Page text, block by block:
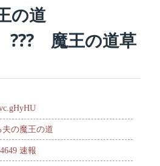
の道
??? 魔王の道草
夫の魔王の道
速報